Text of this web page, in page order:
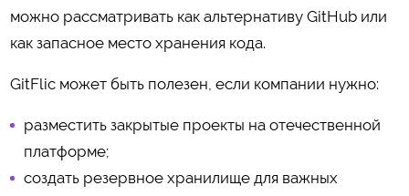
можно рассматривать как альтернативу GitHub или
как запасное место хранения кода.
GitFlic может быть полезен, если компании нужно:
разместить закрытые проекты на отечественной
платформе;
создать резервное хранилище для важных